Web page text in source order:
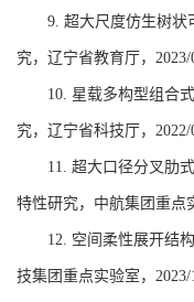
9. 超大尺度仿生树状
究，辽宁省教育厅，
10. 星载多构型组合
究， 辽宁省科技厅，
11. 超大口径分叉肋
特性研究，中航集团重点
12. 空间柔性展开结
技集团重点实验室，